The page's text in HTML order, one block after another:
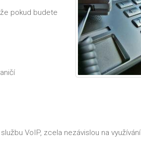
pokud budete
VoIP, zcela nezávislou na využívání